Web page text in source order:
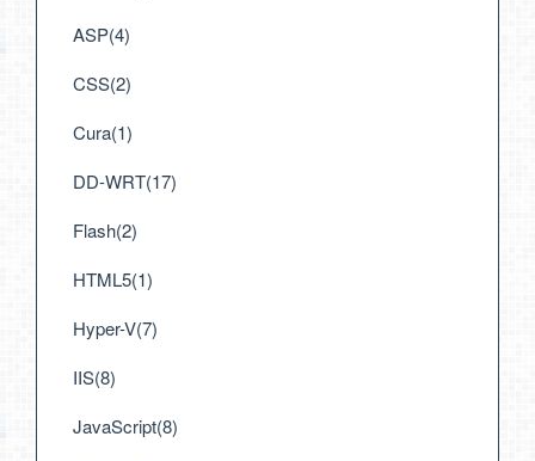
ASP(4)
CSS(2)
Cura(1)
DD-WRT(17)
Flash(2)
HTML5(1)
Hyper-V(7)
IIS(8)
JavaScript(8)